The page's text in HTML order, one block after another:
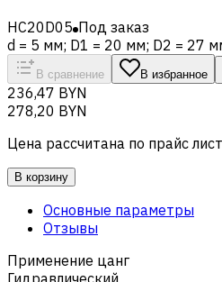
HC20D05 Под заказ
d = 5 мм; D1 = 20 мм; D2 = 27
В сравнение В избранное
236,47 BYN
278,20 BYN
Цена рассчитана по прайс
В корзину
Основные параметры
Отзывы
Применение цанг
Гидравлический